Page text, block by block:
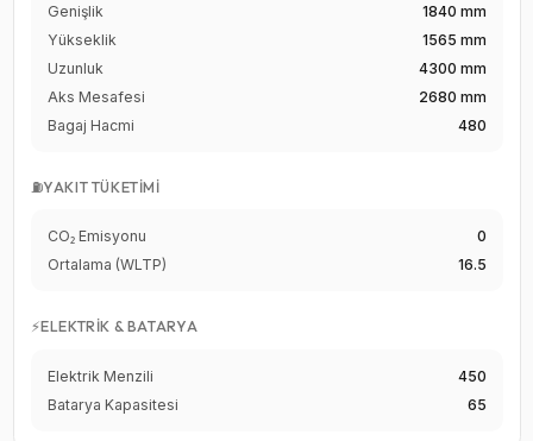
Genişlik
1840 mm
Yükseklik
1565 mm
Uzunluk
4300 mm
Aks Mesafesi
2680 mm
Bagaj Hacmi
480
⛽YAKIT TÜKETIMI
CO₂ Emisyonu
0
Ortalama (WLTP)
16.5
⚡ELEKTRIK & BATARYA
Elektrik Menzili
450
Batarya Kapasitesi
65